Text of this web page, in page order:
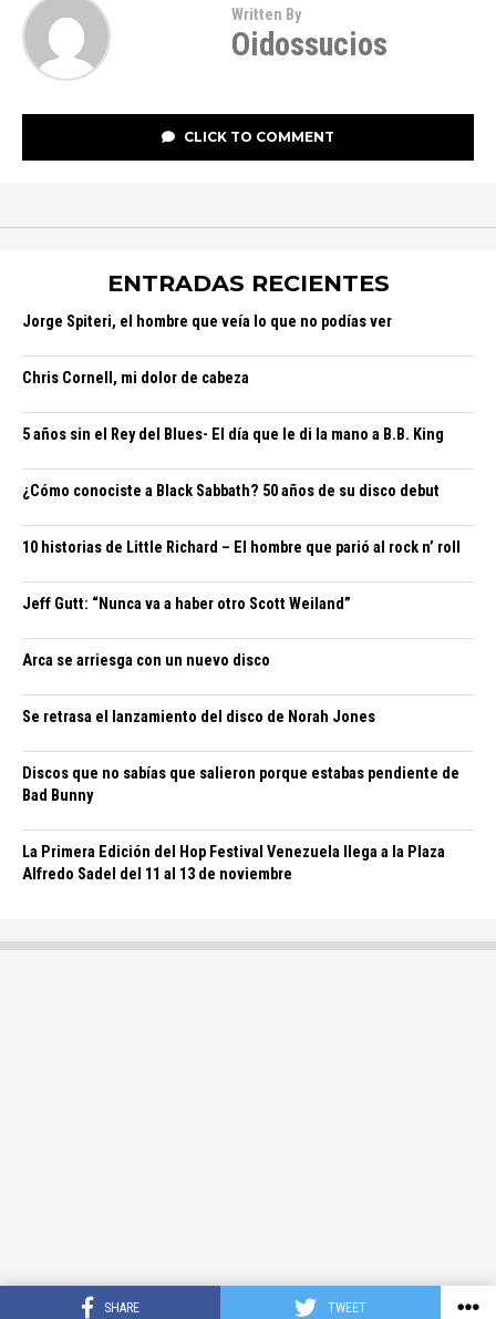
SHARE TWEET
Written By
Oidossucios
CLICK TO COMMENT
ENTRADAS RECIENTES
Jorge Spiteri, el hombre que veía lo que no podías ver
Chris Cornell, mi dolor de cabeza
5 años sin el Rey del Blues- El día que le di la mano a B.B. King
¿Cómo conociste a Black Sabbath? 50 años de su disco debut
10 historias de Little Richard – El hombre que parió al rock n’ roll
Jeff Gutt: “Nunca va a haber otro Scott Weiland”
Arca se arriesga con un nuevo disco
Se retrasa el lanzamiento del disco de Norah Jones
Discos que no sabías que salieron porque estabas pendiente de
Bad Bunny
La Primera Edición del Hop Festival Venezuela llega a la Plaza
Alfredo Sadel del 11 al 13 de noviembre